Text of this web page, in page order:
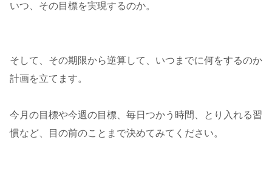
いつ、その目標を実現するのか。
そして、その期限から逆算して、いつまでに何をするのか
計画を立てます。
今月の目標や今週の目標、毎日つかう時間、とり入れる習
慣など、目の前のことまで決めてみてください。